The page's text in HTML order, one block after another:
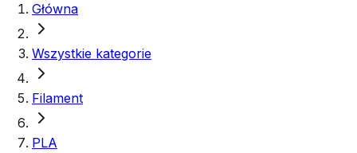
Główna
Wszystkie kategorie
Filament
PLA